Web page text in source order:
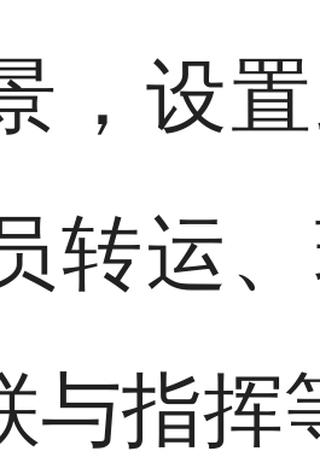
，设
转运
与指挥